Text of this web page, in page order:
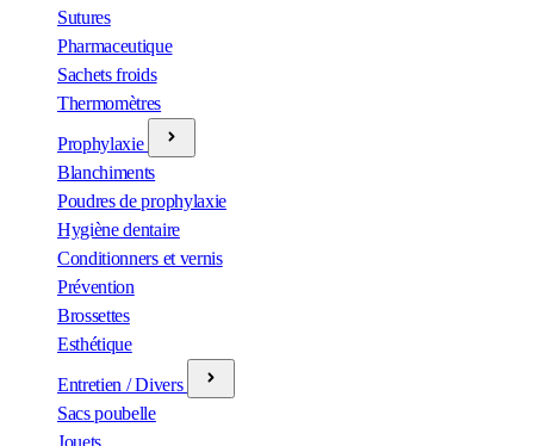
Sutures
Pharmaceutique
Sachets froids
Thermomètres
Prophylaxie
Blanchiments
Poudres de prophylaxie
Hygiène dentaire
Conditionners et vernis
Prévention
Brossettes
Esthétique
Entretien / Divers
Sacs poubelle
Jouets